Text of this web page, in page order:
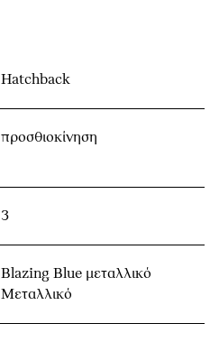
Hatchback
προσθιοκίνηση
3
Blazing Blue μεταλλικό
Μεταλλικό